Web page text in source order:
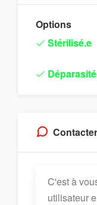
Options
Stérilisé.e
C'est à
utilisateur